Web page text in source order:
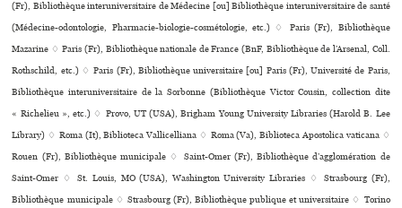
(Fr), Bibliothèque inte­ru­ni­ver­si­taire de Médecine [ou] Bibliothèque inte­ru­ni­ver­si­taire de santé
(Médecine-odon­to­lo­gie, Pharmacie-bio­lo­gie-cos­mé­to­lo­gie, etc.) ♢ Paris (Fr), Bibliothèque
Mazarine ♢ Paris (Fr), Bibliothèque nationale de France (BnF, Bibliothèque de l’Arsenal, Coll.
Rothschild, etc.) ♢ Paris (Fr), Bibliothèque uni­ver­si­taire [ou] Paris (Fr), Université de Paris,
Bibliothèque inte­ru­ni­ver­si­taire de la Sorbonne (Bibliothèque Victor Cousin, collection dite
« Richelieu », etc.) ♢ Provo, UT (USA), Brigham Young University Libraries (Harold B. Lee
Library) ♢ Roma (It), Biblioteca Vallicelliana ♢ Roma (Va), Biblioteca Apostolica vaticana ♢
Rouen (Fr), Bibliothèque muni­ci­pale ♢ Saint-Omer (Fr), Bibliothèque d’agglo­mé­ra­tion de
Saint-Omer ♢ St. Louis, MO (USA), Washington University Libraries ♢ Strasbourg (Fr),
Bibliothèque muni­ci­pale ♢ Strasbourg (Fr), Bibliothèque publi­que et uni­ver­si­taire ♢ Torino